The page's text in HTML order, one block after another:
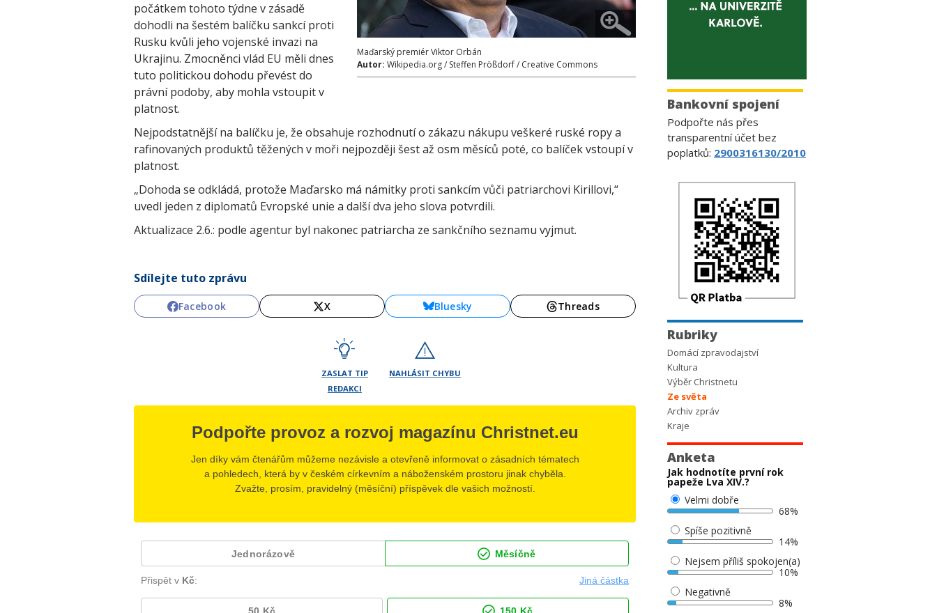
Maďarský premiér Viktor Orbán
Autor: Wikipedia.org / Steffen Prößdorf / Creative Commons
počátkem tohoto týdne v zásadě
dohodli na šestém balíčku sankcí proti
Rusku kvůli jeho vojenské invazi na
Ukrajinu. Zmocněnci vlád EU měli dnes
tuto politickou dohodu převést do
právní podoby, aby mohla vstoupit v
platnost.
Nejpodstatnější na balíčku je, že obsahuje rozhodnutí o zákazu nákupu veškeré ruské ropy a
rafinovaných produktů těžených v moři nejpozději šest až osm měsíců poté, co balíček vstoupí v
platnost.
„Dohoda se odkládá, protože Maďarsko má námitky proti sankcím vůči patriarchovi Kirillovi,“
uvedl jeden z diplomatů Evropské unie a další dva jeho slova potvrdili.
Aktualizace 2.6.: podle agentur byl nakonec patriarcha ze sankčního seznamu vyjmut.
Sdílejte tuto zprávu
Facebook X Bluesky Threads
ZASLAT TIP
REDAKCI
NAHLÁSIT CHYBU
Bankovní spojení
Podpořte nás přes
transparentní účet bez
poplatků: 2900316130/2010
Rubriky
Domácí zpravodajství
Kultura
Výběr Christnetu
Ze světa
Archiv zpráv
Kraje
Anketa
Jak hodnotíte první rok
papeže Lva XIV.?
Velmi dobře
68%
Spíše pozitivně
14%
Nejsem příliš spokojen(a)
10%
Negativně
8%